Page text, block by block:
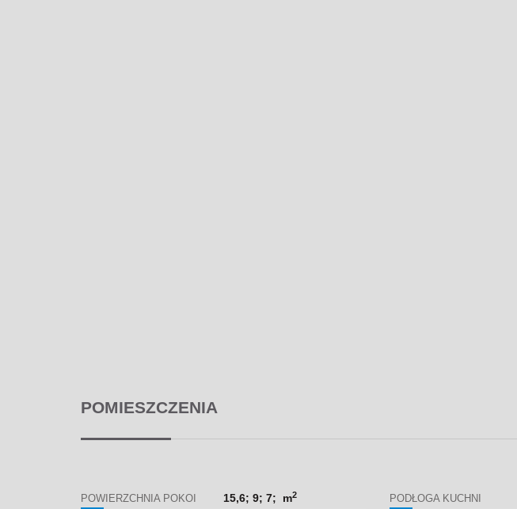
POMIESZCZENIA
POWIERZCHNIA POKOI 15,6; 9; 7; m2 PODŁOGA KUCHNI